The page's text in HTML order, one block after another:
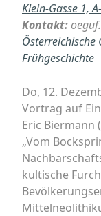
Klein-Gasse 1,
Kontakt:
Österreichische
Frühgeschichte
Do, 12.
Vortrag auf
Eric Biermann
„Vom
kultische